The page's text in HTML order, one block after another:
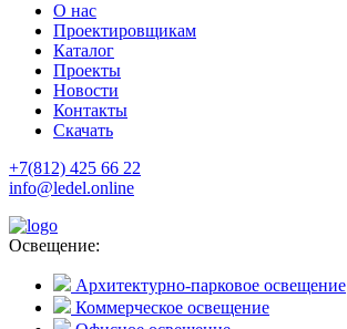
О нас
Проектировщикам
Каталог
Проекты
Новости
Контакты
Скачать
+7(812) 425 66 22
info@ledel.online
Освещение:
Архитектурно-парковое освещение
Коммерческое освещение